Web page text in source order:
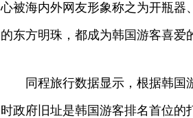
心被海内外网友形象称之为开瓶器
的东方明珠，都成为韩国游客喜爱
同程旅行数据显示，根据韩国
时政府旧址是韩国游客排名首位的